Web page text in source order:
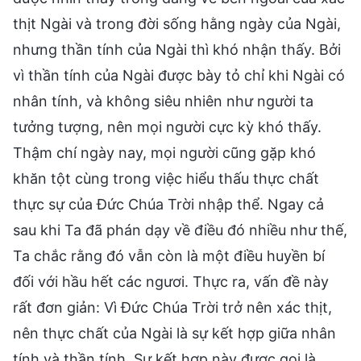
thịt Ngài và trong đời sống hằng ngày của Ngài,
nhưng thần tính của Ngài thì khó nhận thấy. Bởi
vì thần tính của Ngài được bày tỏ chỉ khi Ngài có
nhân tính, và không siêu nhiên như người ta
tưởng tượng, nên mọi người cực kỳ khó thấy.
Thậm chí ngày nay, mọi người cũng gặp khó
khăn tột cùng trong việc hiểu thấu thực chất
thực sự của Đức Chúa Trời nhập thể. Ngay cả
sau khi Ta đã phán dạy về điều đó nhiều như thế,
Ta chắc rằng đó vẫn còn là một điều huyền bí
đối với hầu hết các ngươi. Thực ra, vấn đề này
rất đơn giản: Vì Đức Chúa Trời trở nên xác thịt,
nên thực chất của Ngài là sự kết hợp giữa nhân